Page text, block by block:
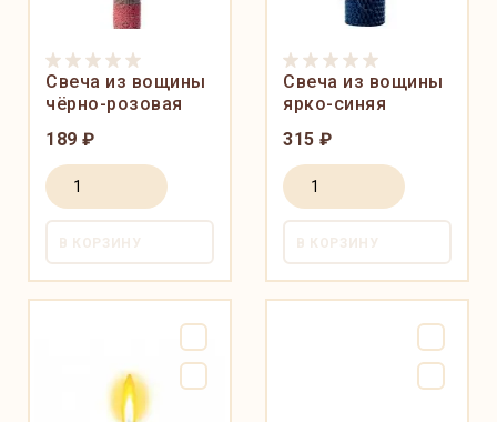
Свеча из вощины
чёрно-розовая
189 ₽
В КОРЗИНУ
Свеча из вощины
ярко-синяя
315 ₽
В КОРЗИНУ